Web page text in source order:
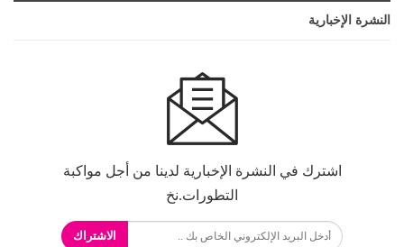
النشرة الإخبارية
اشترك في النشرة الإخبارية لدينا من أجل مواكبة
التطورات.نخ
الاشتراك